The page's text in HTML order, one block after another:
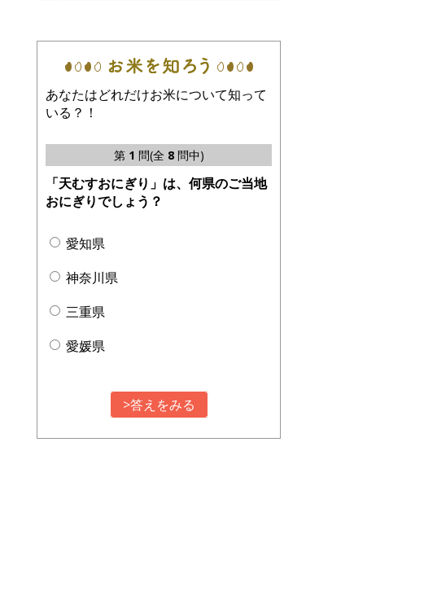
あなたはどれだけお米について知って
いる？！
第 1 問(全 8問中)
「天むすおにぎり」は、何県のご当地
おにぎりでしょう？
愛知県
神奈川県
三重県
愛媛県
>答えをみる